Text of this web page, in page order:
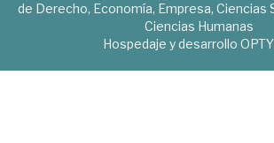
de Derecho, Economía, Empresa, Ciencias
Ciencias Humanas
Hospedaje y desarrollo